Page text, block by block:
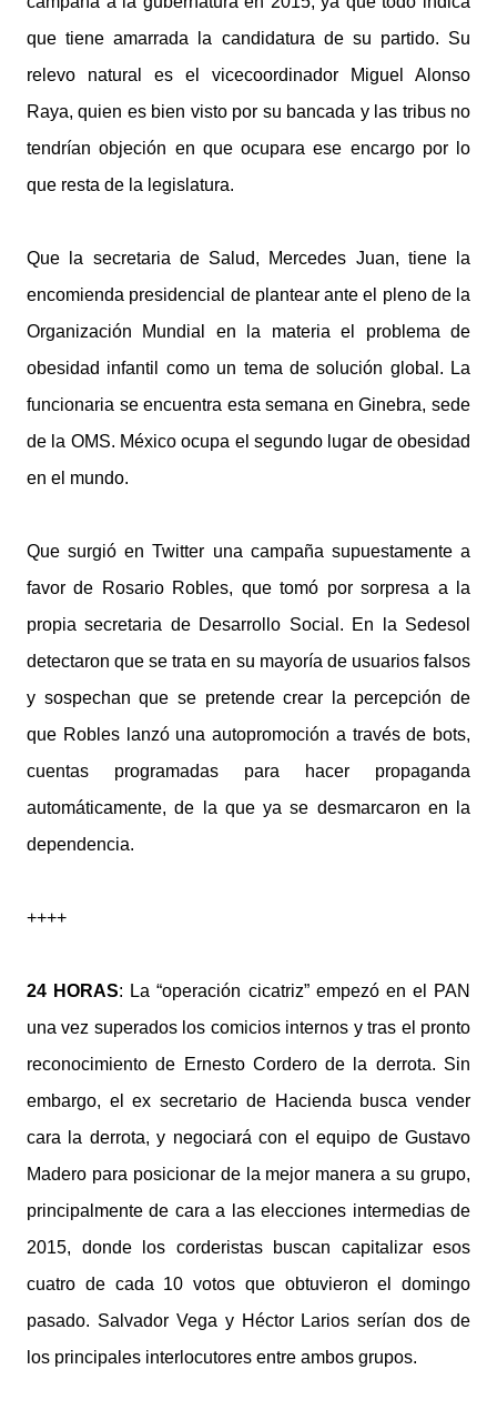
que tiene amarrada la candidatura de su partido. Su
relevo natural es el vicecoordinador Miguel Alonso
Raya, quien es bien visto por su bancada y las tribus no
tendrían objeción en que ocupara ese encargo por lo
que resta de la legislatura.
Que la secretaria de Salud, Mercedes Juan, tiene la
encomienda presidencial de plantear ante el pleno de la
Organización Mundial en la materia el problema de
obesidad infantil como un tema de solución global. La
funcionaria se encuentra esta semana en Ginebra, sede
de la OMS. México ocupa el segundo lugar de obesidad
en el mundo.
Que surgió en Twitter una campaña supuestamente a
favor de Rosario Robles, que tomó por sorpresa a la
propia secretaria de Desarrollo Social. En la Sedesol
detectaron que se trata en su mayoría de usuarios falsos
y sospechan que se pretende crear la percepción de
que Robles lanzó una autopromoción a través de bots,
cuentas programadas para hacer propaganda
automáticamente, de la que ya se desmarcaron en la
dependencia.
++++
24 HORAS: La “operación cicatriz” empezó en el PAN
una vez superados los comicios internos y tras el pronto
reconocimiento de Ernesto Cordero de la derrota. Sin
embargo, el ex secretario de Hacienda busca vender
cara la derrota, y negociará con el equipo de Gustavo
Madero para posicionar de la mejor manera a su grupo,
principalmente de cara a las elecciones intermedias de
2015, donde los corderistas buscan capitalizar esos
cuatro de cada 10 votos que obtuvieron el domingo
pasado. Salvador Vega y Héctor Larios serían dos de
los principales interlocutores entre ambos grupos.